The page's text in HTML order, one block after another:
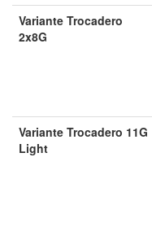
Variante Trocadero
2x8G
Variante Trocadero 11G
Light